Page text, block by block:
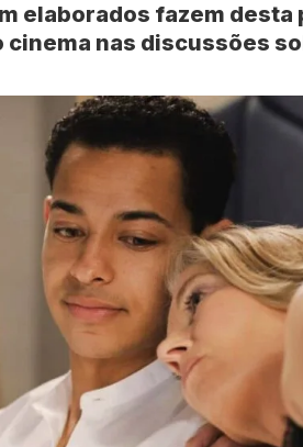
elaborados fazem desta
cinema nas discussões